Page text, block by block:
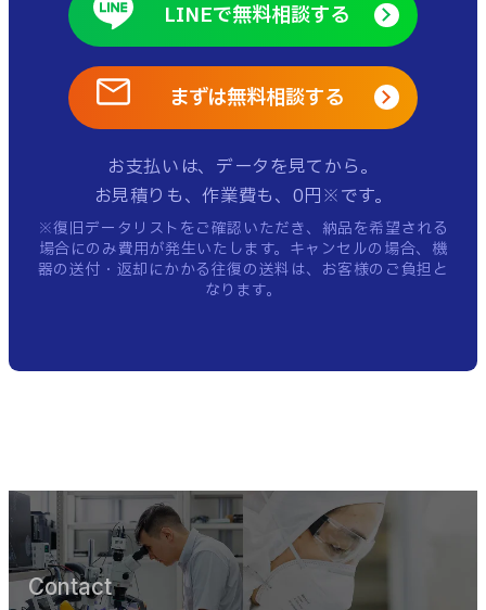
LINEで無料相談する
まずは無料相談する
お支払いは、データを見てから。
お見積りも、作業費も、0円※です。
※復旧データリストをご確認いただき、納品を希望される
場合にのみ費用が発生いたします。 キャンセルの場合、機
器の送付・返却にかかる往復の送料は、お客様のご負担と
なります。
Contact